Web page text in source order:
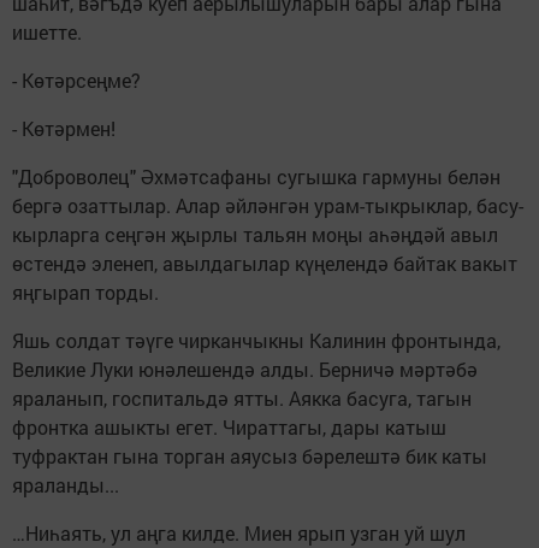
ишетте.
- Көтәрсеңме?
- Көтәрмен!
"Доброволец" Әхмәтсафаны сугышка гармуны белән
бергә озаттылар. Алар әйләнгән урам-тыкрыклар, басу-
кырларга сеңгән җырлы тальян моңы аһәңдәй авыл
өстендә эленеп, авылдагылар күңелендә байтак вакыт
яңгырап торды.
Яшь солдат тәүге чирканчыкны Калинин фронтында,
Великие Луки юнәлешендә алды. Берничә мәртәбә
яраланып, госпитальдә ятты. Аякка басуга, тагын
фронтка ашыкты егет. Чираттагы, дары катыш
туфрактан гына торган аяусыз бәрелештә бик каты
яраланды...
…Ниһаять, ул аңга килде. Миен ярып узган уй шул